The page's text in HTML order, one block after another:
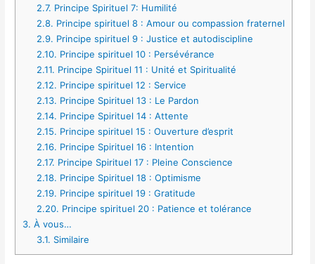
2.7. Principe Spirituel 7: Humilité
2.8. Principe spirituel 8 : Amour ou compassion fraternel
2.9. Principe spirituel 9 : Justice et autodiscipline
2.10. Principe spirituel 10 : Persévérance
2.11. Principe Spirituel 11 : Unité et Spiritualité
2.12. Principe spirituel 12 : Service
2.13. Principe Spirituel 13 : Le Pardon
2.14. Principe Spirituel 14 : Attente
2.15. Principe spirituel 15 : Ouverture d’esprit
2.16. Principe Spirituel 16 : Intention
2.17. Principe Spirituel 17 : Pleine Conscience
2.18. Principe Spirituel 18 : Optimisme
2.19. Principe spirituel 19 : Gratitude
2.20. Principe spirituel 20 : Patience et tolérance
3. À vous…
3.1. Similaire